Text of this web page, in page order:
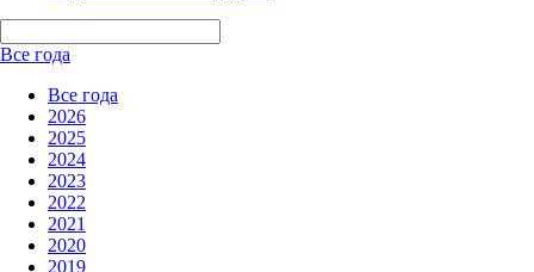
Все года
Все года
2026
2025
2024
2023
2022
2021
2020
2019